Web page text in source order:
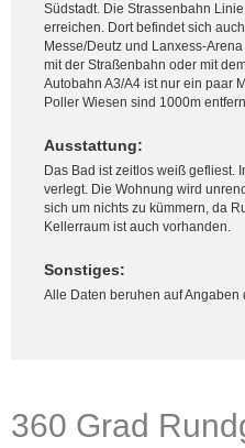
Südstadt. Die Strassenbahn
erreichen. Dort befindet sich
Messe/Deutz und Lanxess-
mit der Straßenbahn oder mit
Autobahn A3/A4 ist nur ein paar
Poller Wiesen sind 1000m
Ausstattung:
Das Bad ist zeitlos weiß gefliest.
verlegt. Die Wohnung wird
sich um nichts zu kümmern, da
Kellerraum ist auch vorhanden.
Sonstiges:
Alle Daten beruhen auf Angaben
360 Grad